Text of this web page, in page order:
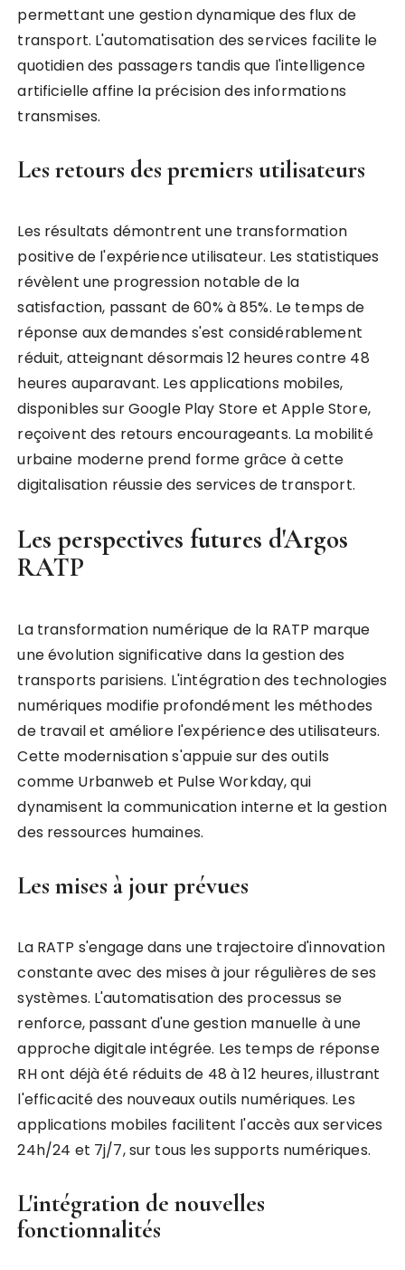
permettant une gestion dynamique des flux de
transport. L'automatisation des services facilite le
quotidien des passagers tandis que l'intelligence
artificielle affine la précision des informations
transmises.
Les retours des premiers utilisateurs
Les résultats démontrent une transformation
positive de l'expérience utilisateur. Les statistiques
révèlent une progression notable de la
satisfaction, passant de 60% à 85%. Le temps de
réponse aux demandes s'est considérablement
réduit, atteignant désormais 12 heures contre 48
heures auparavant. Les applications mobiles,
disponibles sur Google Play Store et Apple Store,
reçoivent des retours encourageants. La mobilité
urbaine moderne prend forme grâce à cette
digitalisation réussie des services de transport.
Les perspectives futures d'Argos
RATP
La transformation numérique de la RATP marque
une évolution significative dans la gestion des
transports parisiens. L'intégration des technologies
numériques modifie profondément les méthodes
de travail et améliore l'expérience des utilisateurs.
Cette modernisation s'appuie sur des outils
comme Urbanweb et Pulse Workday, qui
dynamisent la communication interne et la gestion
des ressources humaines.
Les mises à jour prévues
La RATP s'engage dans une trajectoire d'innovation
constante avec des mises à jour régulières de ses
systèmes. L'automatisation des processus se
renforce, passant d'une gestion manuelle à une
approche digitale intégrée. Les temps de réponse
RH ont déjà été réduits de 48 à 12 heures, illustrant
l'efficacité des nouveaux outils numériques. Les
applications mobiles facilitent l'accès aux services
24h/24 et 7j/7, sur tous les supports numériques.
L'intégration de nouvelles
fonctionnalités